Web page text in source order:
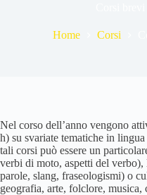
Home Corsi
Nel corso dell’anno vengono
h) su svariate tematiche in
tali corsi può essere un
verbi di moto, aspetti del
parole, slang, fraseologismi) o
geografia, arte, folclore, musica,